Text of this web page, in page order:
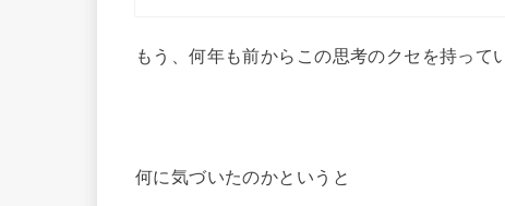
もう、何年も前からこの思考のクセを持って
何に気づいたのかというと